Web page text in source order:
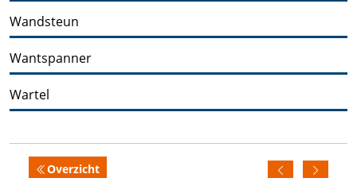
Wandsteun
Wantspanner
Wartel
Overzicht